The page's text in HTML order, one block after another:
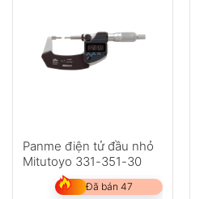
Panme điện tử đầu nhỏ
Mitutoyo 331-351-30
Đã bán 47